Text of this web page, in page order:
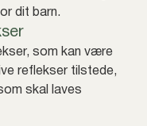
dit barn.
som kan være
reflekser tilstede,
skal laves